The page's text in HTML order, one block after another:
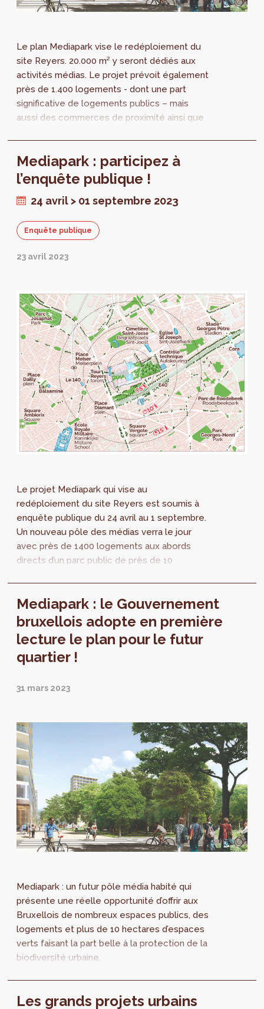
Le plan Mediapark vise le redéploiement du
site Reyers. 20.000 m² y seront dédiés aux
activités médias. Le projet prévoit également
près de 1.400 logements - dont une part
significative de logements publics – mais
aussi des commerces de proximité ainsi que
d’un nouveau parc accessible au public de
près de 10 hectares dont min. 2 hectares
seront strictement réservés à la préservation
de la biodiversité. Une première, au cœur de
Mediapark : participez à
l’enquête publique !
24 avril > 01 septembre 2023
Enquête publique
23 avril 2023
Le projet Mediapark qui vise au
redéploiement du site Reyers est soumis à
enquête publique du 24 avril au 1 septembre.
Un nouveau pôle des médias verra le jour
avec près de 1400 logements aux abords
directs d’un parc public de près de 10
première, en cœur de ville !
Mediapark : le Gouvernement
bruxellois adopte en première
lecture le plan pour le futur
quartier !
31 mars 2023
Mediapark : un futur pôle média habité qui
présente une réelle opportunité d’offrir aux
Bruxellois de nombreux espaces publics, des
logements et plus de 10 hectares d’espaces
verts faisant la part belle à la protection de la
biodiversité urbaine.
Les grands projets urbains